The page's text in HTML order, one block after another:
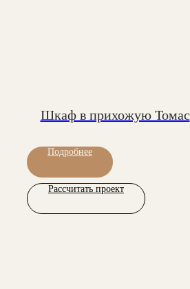
Шкаф в прихожую Томас
Подробнее
Рассчитать проект